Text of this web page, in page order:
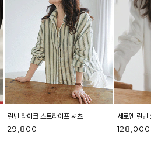
린넨 라이크 스트라이프 셔츠
29,800
세로엔 린
128,000